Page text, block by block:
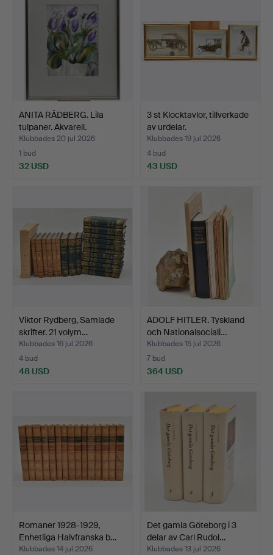
ANITA RÅDBERG. Lila
tulpaner. Akvarell.
Klubbades 20 jul 2026
1 bud
32 USD
3 st Klocktavlor, tillverkade
av urdelar.
Klubbades 19 jul 2026
4 bud
43 USD
Viktor Rydberg, Samlade
skrifter. 21 volym…
Klubbades 16 jul 2026
4 bud
48 USD
ADOLF HITLER. Tyskland
och Nationalsociali…
Klubbades 15 jul 2026
7 bud
364 USD
Romaner 1928-1929,
Enhetliga Halvfranska b…
Klubbades 14 jul 2026
Det gamla Göteborg i 3
delar av Carl Rudol…
Klubbades 13 jul 2026